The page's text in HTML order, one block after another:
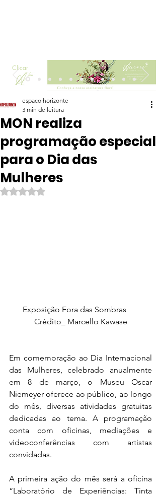
Clicar
MON realiza
programação especial
para o Dia das
Mulheres
espaco horizonte
3 min de leitura
Avaliado com NaN de 5 estrelas.
Exposição Fora das Sombras
Crédito_ Marcello Kawase
Em comemoração ao Dia Internacional
das Mulheres, celebrado anualmente
em 8 de março, o Museu Oscar
Niemeyer oferece ao público, ao longo
do mês, diversas atividades gratuitas
dedicadas ao tema. A programação
conta com oficinas, mediações e
videoconferências com artistas
convidadas.
A primeira ação do mês será a oficina
“Laboratório de Experiências: Tinta